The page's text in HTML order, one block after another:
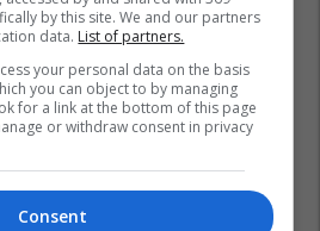
herë me kartelë
plotësisht digjitale
mbi 40 mijë shpërblime
Meridian
një nga katër modelet
të preferuara Peugeot
by this site. We and our partners
data. List of partners.
your personal data on the basis
you can object to by managing
for a link at the bottom of this page
or withdraw consent in privacy
Consent